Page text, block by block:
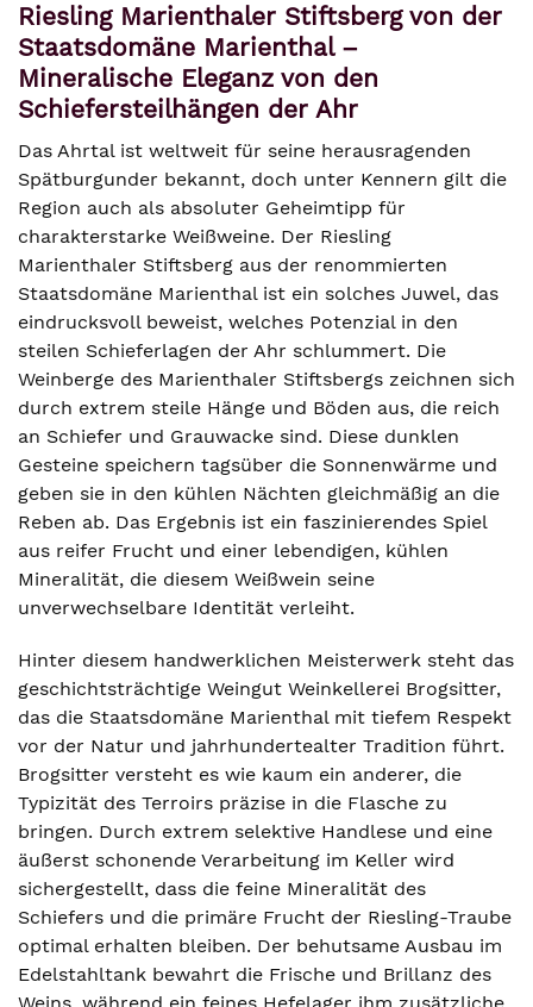
Riesling Marienthaler Stiftsberg von der
Staatsdomäne Marienthal –
Mineralische Eleganz von den
Schiefersteilhängen der Ahr
Das Ahrtal ist weltweit für seine herausragenden
Spätburgunder bekannt, doch unter Kennern gilt die
Region auch als absoluter Geheimtipp für
charakterstarke Weißweine. Der Riesling
Marienthaler Stiftsberg aus der renommierten
Staatsdomäne Marienthal ist ein solches Juwel, das
eindrucksvoll beweist, welches Potenzial in den
steilen Schieferlagen der Ahr schlummert. Die
Weinberge des Marienthaler Stiftsbergs zeichnen sich
durch extrem steile Hänge und Böden aus, die reich
an Schiefer und Grauwacke sind. Diese dunklen
Gesteine speichern tagsüber die Sonnenwärme und
geben sie in den kühlen Nächten gleichmäßig an die
Reben ab. Das Ergebnis ist ein faszinierendes Spiel
aus reifer Frucht und einer lebendigen, kühlen
Mineralität, die diesem Weißwein seine
unverwechselbare Identität verleiht.
Hinter diesem handwerklichen Meisterwerk steht das
geschichtsträchtige Weingut Weinkellerei Brogsitter,
das die Staatsdomäne Marienthal mit tiefem Respekt
vor der Natur und jahrhundertealter Tradition führt.
Brogsitter versteht es wie kaum ein anderer, die
Typizität des Terroirs präzise in die Flasche zu
bringen. Durch extrem selektive Handlese und eine
äußerst schonende Verarbeitung im Keller wird
sichergestellt, dass die feine Mineralität des
Schiefers und die primäre Frucht der Riesling-Traube
optimal erhalten bleiben. Der behutsame Ausbau im
Edelstahltank bewahrt die Frische und Brillanz des